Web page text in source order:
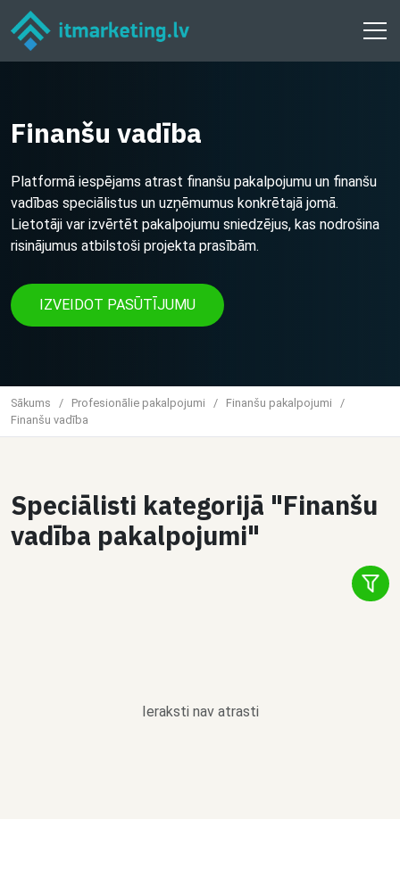
Finanšu vadība
Platformā iespējams atrast finanšu pakalpojumu un finanšu
vadības speciālistus un uzņēmumus konkrētajā jomā.
Lietotāji var izvērtēt pakalpojumu sniedzējus, kas nodrošina
risinājumus atbilstoši projekta prasībām.
IZVEIDOT PASŪTĪJUMU
Sākums / Profesionālie pakalpojumi / Finanšu pakalpojumi
/
Finanšu vadība
Speciālisti kategorijā "Finanšu
vadība pakalpojumi"
Ieraksti nav atrasti